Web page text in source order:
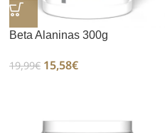
Beta Alaninas 300g
19,99€ 15,58€